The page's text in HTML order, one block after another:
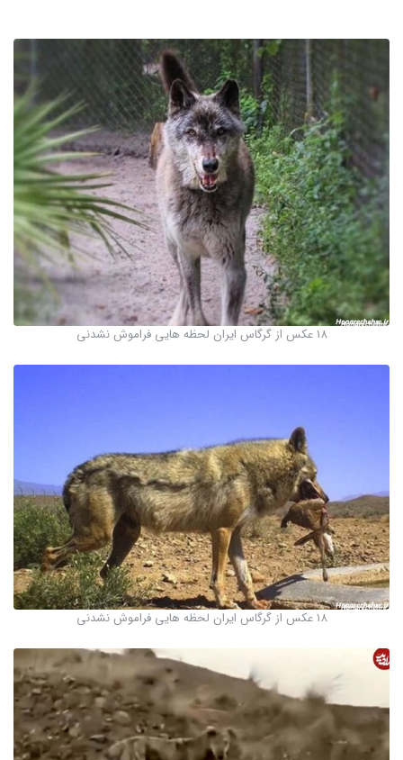
18 عکس از گرگاس ایران لحظه هایی فراموش نشدنی
18 عکس از گرگاس ایران لحظه هایی فراموش نشدنی